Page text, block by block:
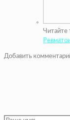
Читайте
Добавить